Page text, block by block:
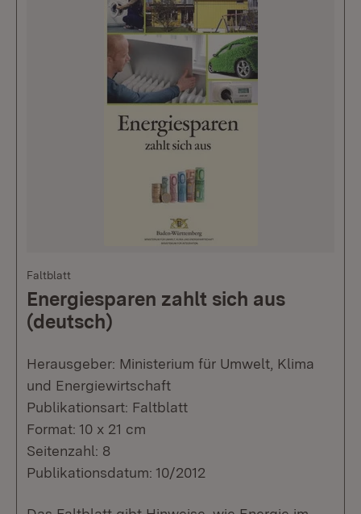
Faltblatt
Energiesparen zahlt sich aus
(deutsch)
Herausgeber: Ministerium für Umwelt, Klima
und Energiewirtschaft
Publikationsart: Faltblatt
Format: 10 x 21 cm
Seitenzahl: 8
Publikationsdatum: 10/2012